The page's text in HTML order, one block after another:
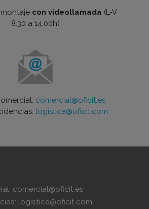
con videollamada (L-V
8:30 a 14:00h)
comercial@oficit.es
logistica@oficit.com
comercial@oficit.es
logistica@oficit.com